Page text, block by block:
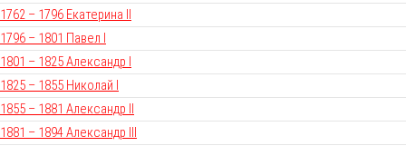
1762 – 1796 Екатерина II
1796 – 1801 Павел I
1801 – 1825 Александр I
1825 – 1855 Николай I
1855 – 1881 Александр II
1881 – 1894 Александр III